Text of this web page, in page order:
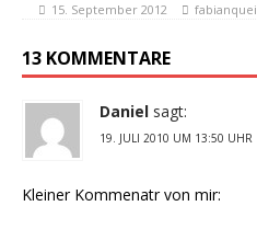
15. September 2012
13 KOMMENTARE
Daniel sagt:
19. JULI 2010 UM 13:50 UHR
Kleiner Kommenatr von mir: